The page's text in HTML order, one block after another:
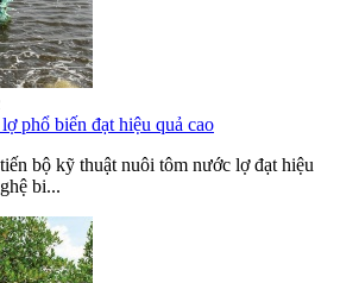
phổ biến đạt hiệu quả cao
bộ kỹ thuật nuôi tôm nước lợ đạt hiệu
bi...